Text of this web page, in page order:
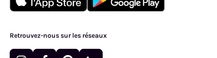
Retrouvez-nous sur les réseaux